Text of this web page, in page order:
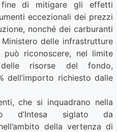
fine di mitigare gli effetti
eccezionali dei prezzi
nonché dei carburanti
delle infrastrutture
riconoscere, nel limite
risorse del fondo,
dell’importo richiesto dalle
che si inquadrano nella
d’Intesa siglato da
della vertenza di